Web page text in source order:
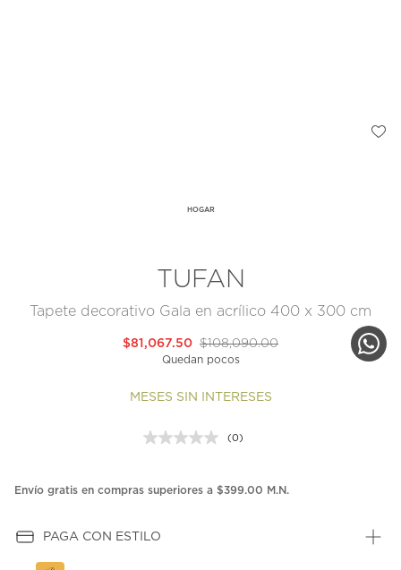
HOGAR
TUFAN
Tapete decorativo Gala en acrílico 400 x 300 cm
$108,090.00
$81,067.50
Quedan pocos
MESES SIN INTERESES
Sin
en
(0)
Envío gratis en compras superiores a $399.00 M.N.
PAGA CON ESTILO